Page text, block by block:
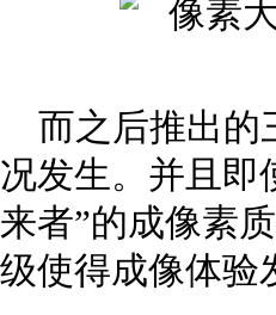
而之后推出的
况发生。并且即
来者”的成像素
级使得成像体验